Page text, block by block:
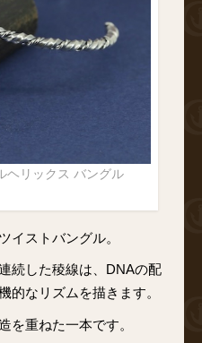
ヘリックス バングル
イストバングル。
続した稜線は、DNAの配
的なリズムを描きます。
を重ねた一本です。